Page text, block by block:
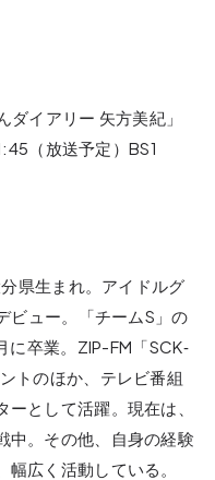
イアリー 矢方美紀」
（放送予定）BS1
県生まれ。アイドルグ
ビュー。「チームS」の
に卒業。ZIP-FM「SCK‐
トのほか、テレビ番組
として活躍。現在は、
中。その他、自身の経験
広く活動している。